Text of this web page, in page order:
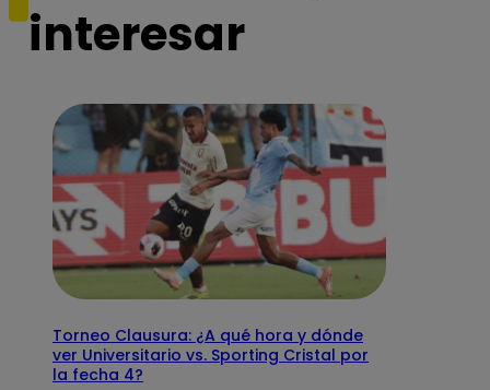
interesar
Torneo Clausura: ¿A qué hora y dónde
ver Universitario vs. Sporting Cristal por
la fecha 4?